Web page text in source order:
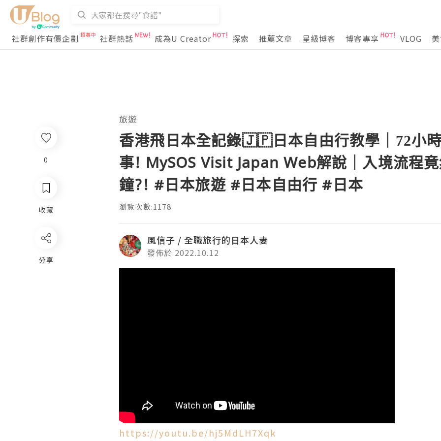
社群創作有價企劃 社群熱話 成為U Creator 探索 推薦文章 星級博客 博客專享 VLOG
旅遊
香港飛日本全記錄🇯🇵日本自由行教學｜72小
事! MySOS Visit Japan Web解說｜入境流程
鐘?! #日本旅遊 #日本自由行 #日本
瀏覽次數:1178
風信子 / 全職旅行的日本人妻
發佈於 2022.10.12
https://youtu.be/hj5MdLH7Xqk
0
收藏
分享